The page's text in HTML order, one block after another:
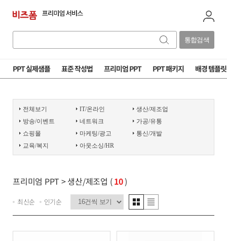
통합검색
PPT 실제샘플 표준 작성법 프리미엄 PPT PPT 패키지 배경 템플릿
전체보기 IT/온라인
생산/제조업
방송/이벤트
네트워크
가공/유통
쇼핑몰
마케팅/광고
통신/개발
교육/복지
아웃소싱/HR
프리미엄 PPT > 생산/제조업 (10)
최신순 인기순